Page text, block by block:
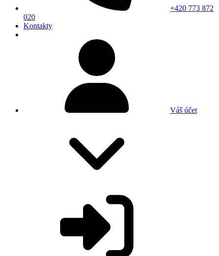
+420 773 872
020
Kontakty
Váš účet